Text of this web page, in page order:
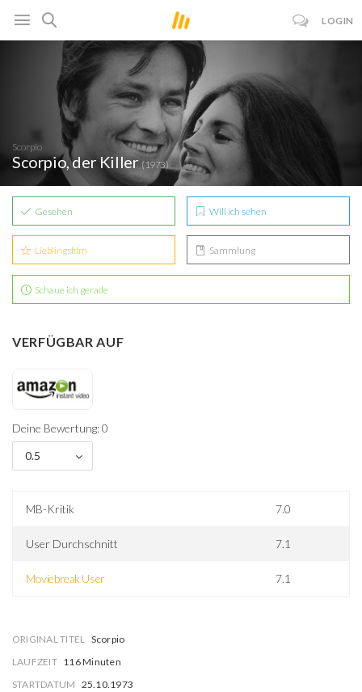
LOGIN
Scorpio
Scorpio, der Killer(1973)
Gesehen Will ich sehen
Lieblingsfilm Sammlung
Schaue ich gerade
VERFÜGBAR AUF
Deine Bewertung: 0
0.5
MB-Kritik 7.0
User Durchschnitt 7.1
Moviebreak User 7.1
ORIGINAL TITEL Scorpio
LAUFZEIT 116 Minuten
STARTDATUM 25.10.1973